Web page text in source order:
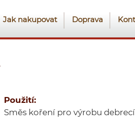
Jak nakupovat Doprava
Použití:
Směs koření pro výrobu